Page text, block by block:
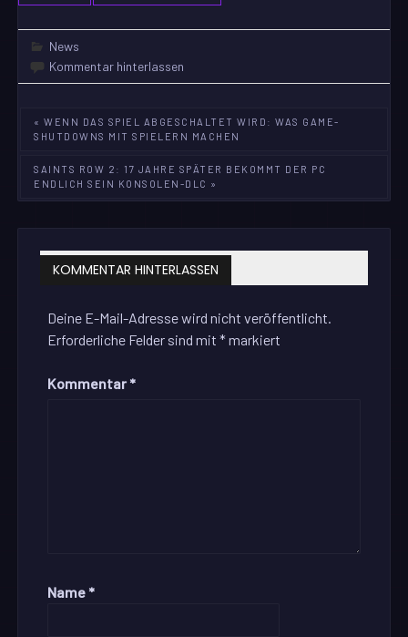
News
Kommentar hinterlassen
Beitragsnavigation
« WENN DAS SPIEL ABGESCHALTET WIRD: WAS GAME-
SHUTDOWNS MIT SPIELERN MACHEN
SAINTS ROW 2: 17 JAHRE SPÄTER BEKOMMT DER PC
ENDLICH SEIN KONSOLEN-DLC »
KOMMENTAR HINTERLASSEN
Deine E-Mail-Adresse wird nicht veröffentlicht.
Erforderliche Felder sind mit*markiert
Kommentar *
Name *